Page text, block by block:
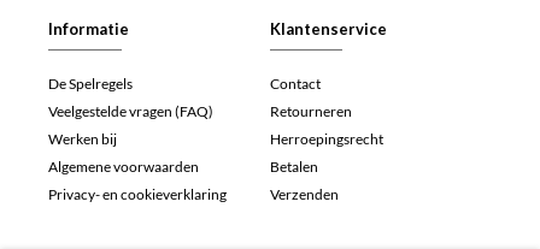
Informatie
De Spelregels
Veelgestelde vragen (FAQ)
Werken bij
Algemene voorwaarden
Privacy- en cookieverklaring
Klantenservice
Contact
Retourneren
Herroepingsrecht
Betalen
Verzenden